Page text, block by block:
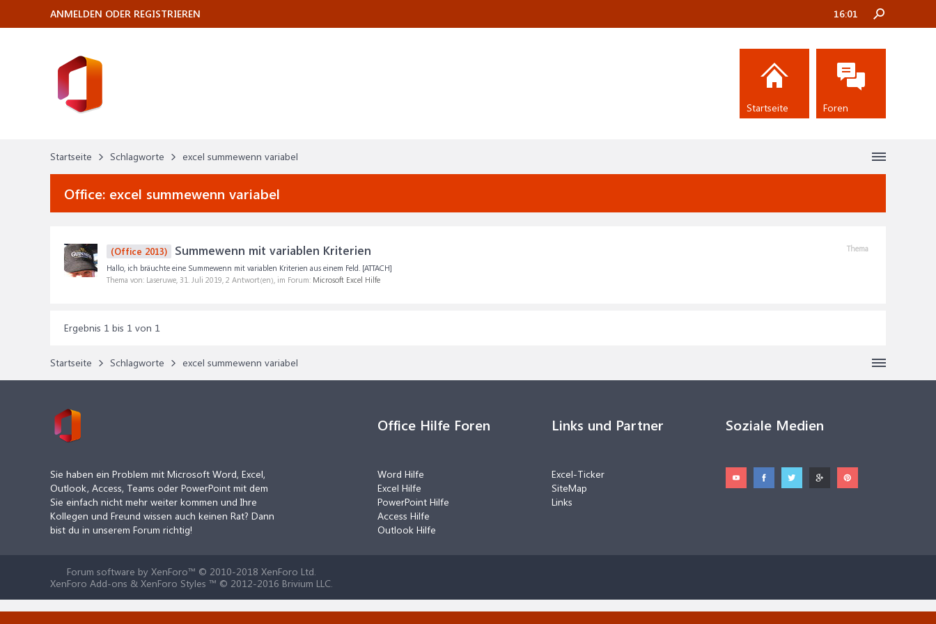
Startseite Schlagworte excel summewenn variabel
Office: excel summewenn variabel
Thema
(Office 2013) Summewenn mit variablen Kriterien
Hallo, ich bräuchte eine Summewenn mit variablen Kriterien aus einem Feld. [ATTACH]
Thema von: Laseruwe, 31. Juli 2019, 2 Antwort(en), im Forum: Microsoft Excel Hilfe
Ergebnis 1 bis 1 von 1
Startseite Schlagworte excel summewenn variabel
ANMELDEN ODER REGISTRIEREN 16:01
Startseite Foren
Sie haben ein Problem mit Microsoft Word, Excel,
Outlook, Access, Teams oder PowerPoint mit dem
Sie einfach nicht mehr weiter kommen und Ihre
Kollegen und Freund wissen auch keinen Rat? Dann
bist du in unserem Forum richtig!
Office Hilfe Foren
Word Hilfe
Excel Hilfe
PowerPoint Hilfe
Access Hilfe
Outlook Hilfe
Links und Partner
Excel-Ticker
SiteMap
Links
Soziale Medien
Forum software by XenForo™ © 2010-2018 XenForo Ltd.
XenForo Add-ons & XenForo Styles ™ © 2012-2016 Brivium LLC.